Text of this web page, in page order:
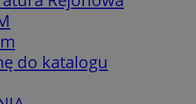
do katalogu